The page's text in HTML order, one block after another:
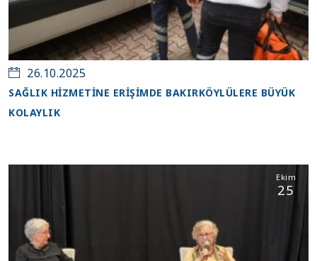
26.10.2025
SAĞLIK HİZMETİNE ERİŞİMDE BAKIRKÖYLÜLERE BÜYÜK
KOLAYLIK
Ekim
25